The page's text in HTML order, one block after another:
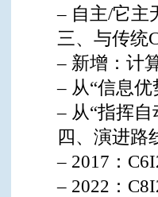
– 自主/它主
三、与传统
– 新增：计
– 从“信息
– 从“指挥
四、演进路
– 2017：
– 2022：